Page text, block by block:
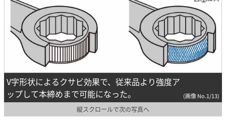
V字形状によるクサビ効果で、従来品より強度ア
ップして本締めまで可能になった。
(画像 No.1/13)
縦スクロールで次の写真へ